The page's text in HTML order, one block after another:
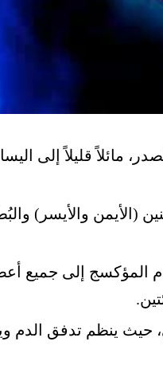
مائلاً قليلاً إلى
(الأيمن والأيسر)
المؤكسج إلى جميع
حيث ينظم تدفق الدم